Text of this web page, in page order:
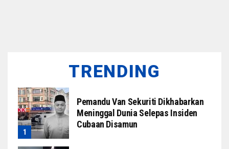
TRENDING
Pemandu Van Sekuriti Dikhabarkan
Meninggal Dunia Selepas Insiden
Cubaan Disamun